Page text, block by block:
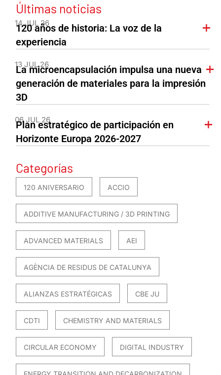
Últimas noticias
14 JUL 26
120 años de historia: La voz de la
experiencia
13 JUL 26
La microencapsulación impulsa una nueva
generación de materiales para la impresión
3D
06 JUL 26
Plan estratégico de participación en
Horizonte Europa 2026-2027
Categorías
120 ANIVERSARIO ACCIO
ADDITIVE MANUFACTURING / 3D PRINTING
ADVANCED MATERIALS AEI
AGÈNCIA DE RESIDUS DE CATALUNYA
ALIANZAS ESTRATÉGICAS CBE JU
CDTI CHEMISTRY AND MATERIALS
CIRCULAR ECONOMY DIGITAL INDUSTRY